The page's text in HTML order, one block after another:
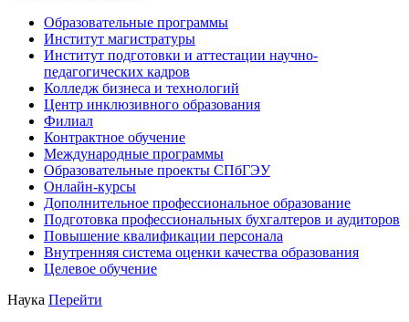
Образовательные программы
Институт магистратуры
Институт подготовки и аттестации научно-
педагогических кадров
Колледж бизнеса и технологий
Центр инклюзивного образования
Филиал
Контрактное обучение
Международные программы
Образовательные проекты СПбГЭУ
Онлайн-курсы
Дополнительное профессиональное образование
Подготовка профессиональных бухгалтеров и аудиторов
Повышение квалификации персонала
Внутренняя система оценки качества образования
Целевое обучение
Наука Перейти